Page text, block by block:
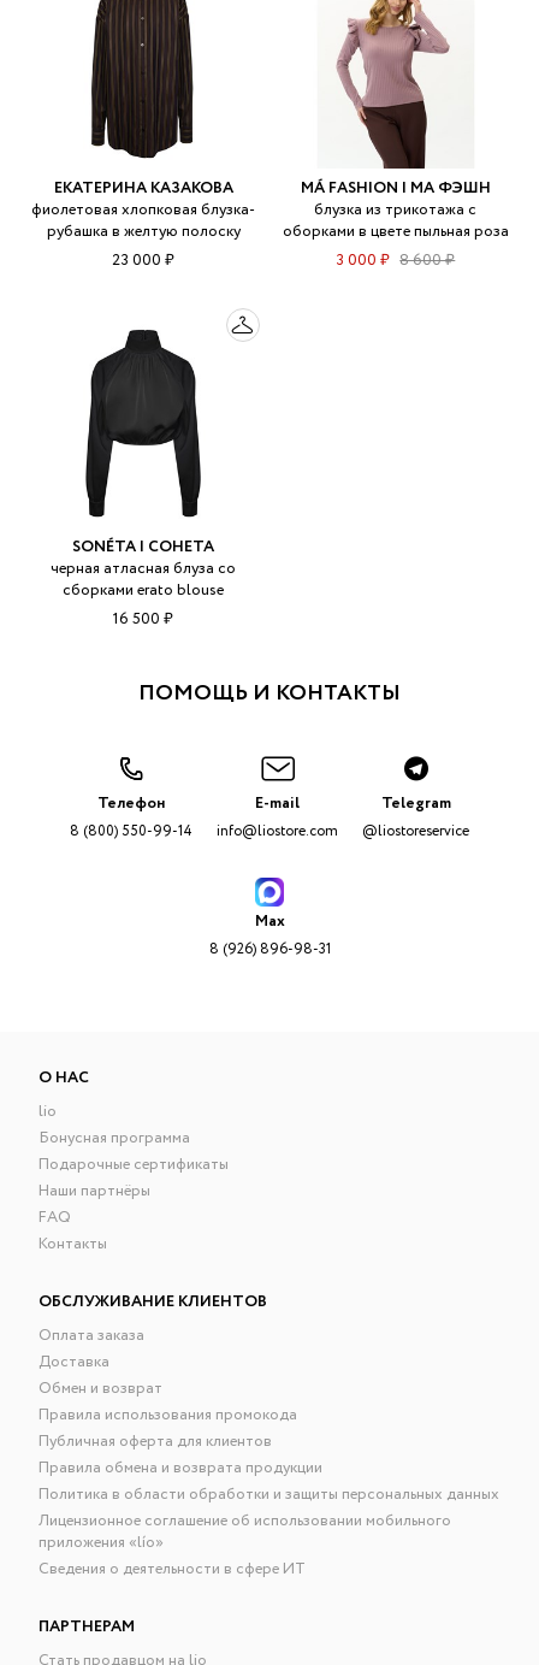
ЕКАТЕРИНА КАЗАКОВА
фиолетовая хлопковая блузка-
рубашка в желтую полоску
23 000 ₽
MÁ FASHION | МА ФЭШН
блузка из трикотажа с
оборками в цвете пыльная роза
3 000 ₽ 8 600 ₽
SONÉTA | СОНЕТА
черная атласная блуза со
сборками erato blouse
16 500 ₽
ПОМОЩЬ И КОНТАКТЫ
Телефон
8 (800) 550-99-14
E-mail
info@liostore.com
Telegram
@liostoreservice
Max
8 (926) 896-98-31
О НАС
lio
Бонусная программа
Подарочные сертификаты
Наши партнёры
FAQ
Контакты
ОБСЛУЖИВАНИЕ КЛИЕНТОВ
Оплата заказа
Доставка
Обмен и возврат
Правила использования промокода
Публичная оферта для клиентов
Правила обмена и возврата продукции
Политика в области обработки и защиты персональных данных
Лицензионное соглашение об использовании мобильного
приложения «lío»
Сведения о деятельности в сфере ИТ
ПАРТНЕРАМ